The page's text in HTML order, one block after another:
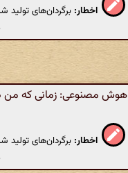
اخطار: برگردان‌های
هوش مصنوعی: زمانی که من
اخطار: برگردان‌های